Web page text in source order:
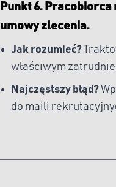
Punkt 6.
umowy zlecenia.
Jak rozumieć?
właściwym
Najczęstszy błąd?
do maili